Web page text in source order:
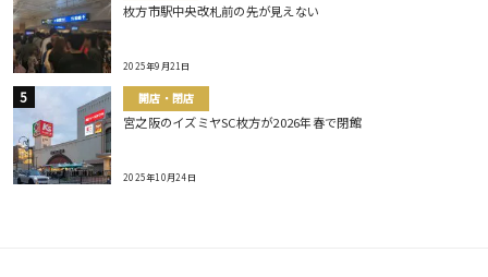
枚方市駅中央改札前の先が見えない
2025年9月21日
開店・閉店
宮之阪のイズミヤSC枚方が2026年春で閉館
2025年10月24日